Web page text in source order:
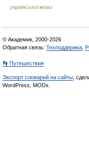
української мови
© Академик, 2000-2026
Обратная связь: Техподдержка
👣 Путешествия
Экспорт словарей на сайты ,
WordPress, MODx.